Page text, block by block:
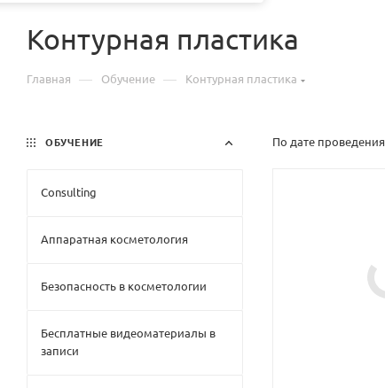
Контурная пластика
Главная — Обучение — Контурная пластика
По дате проведения
ОБУЧЕНИЕ
Consulting
Аппаратная косметология
Безопасность в косметологии
Бесплатные видеоматериалы в
записи